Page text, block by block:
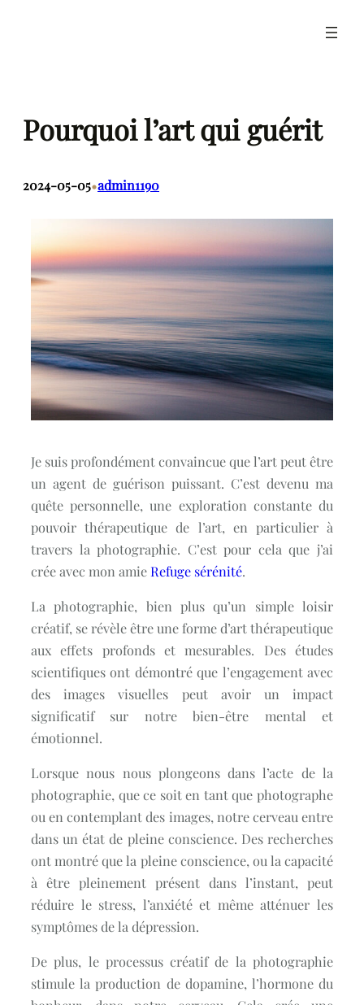
Pourquoi l’art qui guérit
2024-05-05•admin1190
Je suis profondément convaincue que l’art peut être
un agent de guérison puissant. C’est devenu ma
quête personnelle, une exploration constante du
pouvoir thérapeutique de l’art, en particulier à
travers la photographie. C’est pour cela que j’ai
crée avec mon amieRefuge sérénité.
La photographie, bien plus qu’un simple loisir
créatif, se révèle être une forme d’art thérapeutique
aux effets profonds et mesurables. Des études
scientifiques ont démontré que l’engagement avec
des images visuelles peut avoir un impact
significatif sur notre bien-être mental et
émotionnel.
Lorsque nous nous plongeons dans l’acte de la
photographie, que ce soit en tant que photographe
ou en contemplant des images, notre cerveau entre
dans un état de pleine conscience. Des recherches
ont montré que la pleine conscience, ou la capacité
à être pleinement présent dans l’instant, peut
réduire le stress, l’anxiété et même atténuer les
symptômes de la dépression.
De plus, le processus créatif de la photographie
stimule la production de dopamine, l’hormone du